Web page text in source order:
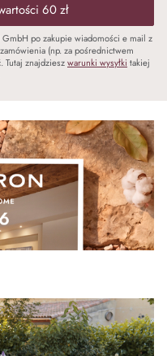
60 zł
po zakupie wiadomości e mail z
(np. za pośrednictwem
Tutaj znajdzieszwarunki wysyłki takiej